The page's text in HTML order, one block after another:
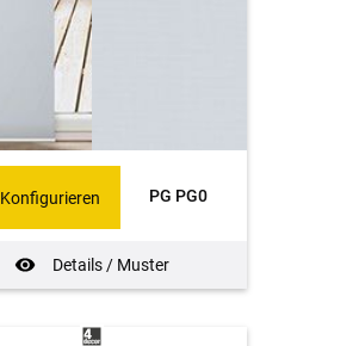
PG PG0
Details / Muster
Konfigurieren